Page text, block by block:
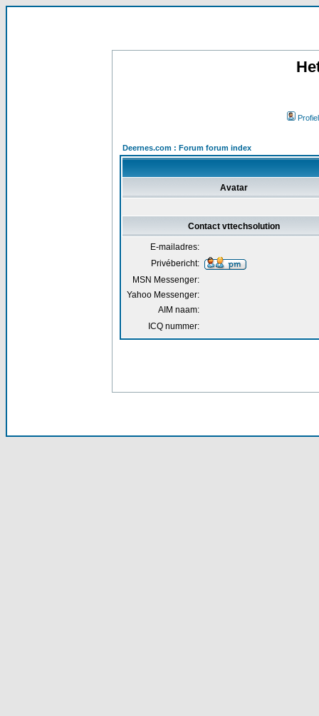
Profiel
Deernes.com : Forum forum index
Avatar
Contact vttechsolution
E-mailadres:
Privébericht:
MSN Messenger:
Yahoo Messenger:
AIM naam:
ICQ nummer: